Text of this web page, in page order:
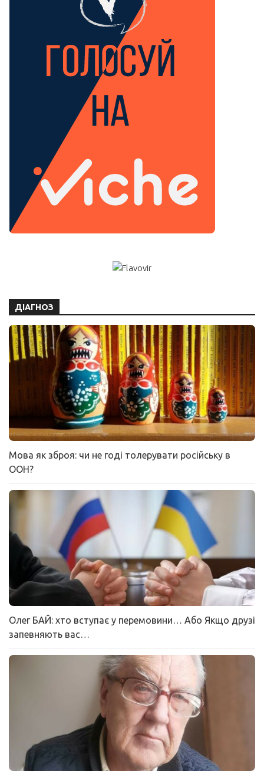
ДІАГНОЗ
Мова як зброя: чи не годі толерувати російську в
ООН?
Олег БАЙ: хто вступає у перемовини… Або Якщо друзі
запевняють вас…